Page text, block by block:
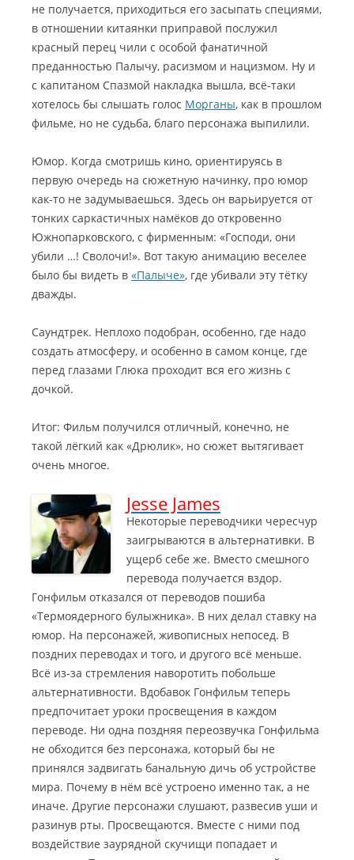
не получается, приходиться его засыпать специями,
в отношении китаянки приправой послужил
красный перец чили с особой фанатичной
преданностью Палычу, расизмом и нацизмом. Ну и
с капитаном Спазмой накладка вышла, всё-таки
хотелось бы слышать голос Морганы, как в прошлом
фильме, но не судьба, благо персонажа выпилили.
Юмор. Когда смотришь кино, ориентируясь в
первую очередь на сюжетную начинку, про юмор
как-то не задумываешься. Здесь он варьируется от
тонких саркастичных намёков до откровенно
Южнопарковского, с фирменным: «Господи, они
убили …! Сволочи!». Вот такую анимацию веселее
было бы видеть в «Палыче», где убивали эту тётку
дважды.
Саундтрек. Неплохо подобран, особенно, где надо
создать атмосферу, и особенно в самом конце, где
перед глазами Глюка проходит вся его жизнь с
дочкой.
Итог: Фильм получился отличный, конечно, не
такой лёгкий как «Дрюлик», но сюжет вытягивает
очень многое.
Jesse James
Некоторые переводчики чересчур
заигрываются в альтернативки. В
ущерб себе же. Вместо смешного
перевода получается вздор.
Гонфильм отказался от переводов пошиба
«Термоядерного булыжника». В них делал ставку на
юмор. На персонажей, живописных непосед. В
поздних переводах и того, и другого всё меньше.
Всё из-за стремления наворотить побольше
альтернативности. Вдобавок Гонфильм теперь
предпочитает уроки просвещения в каждом
переводе. Ни одна поздняя переозвучка Гонфильма
не обходится без персонажа, который бы не
принялся задвигать банальную дичь об устройстве
мира. Почему в нём всё устроено именно так, а не
иначе. Другие персонажи слушают, развесив уши и
разинув рты. Просвещаются. Вместе с ними под
воздействие заурядной скучищи попадает и